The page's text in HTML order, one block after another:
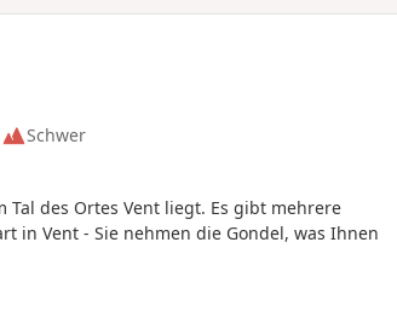
Schwer
des Ortes Vent liegt. Es gibt mehrere
in Vent - Sie nehmen die Gondel, was Ihnen